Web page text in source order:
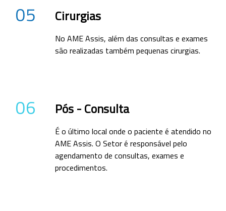
05 Cirurgias
No AME Assis, além das consultas e exames
são realizadas também pequenas cirurgias.
06 Pós - Consulta
É o último local onde o paciente é atendido no
AME Assis. O Setor é responsável pelo
agendamento de consultas, exames e
procedimentos.